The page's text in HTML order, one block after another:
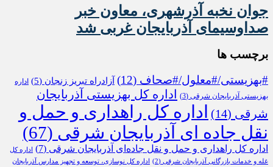
جوان نخبه آذرشهری، معاون خبر
صداوسیمای آذربایجان غربی شد
برچسب ها
#بهزیستی/#معلول/#صحاف (12) آزادراه تبریز زنجان (5)
اداره
بهزیستی آذربایجان شرقی (3)
اداره کل بهزیستی آذربایجان
شرقی (14)
اداره کل راهداری و حمل و
نقل جاده ای آذربایجان شرقی (67)
اداره کل راهداری و حمل و نقل جاده‌ای آذربایجان شرقی (7)
اداره کل
غله و خدمات بازرگانی آذربایجان شرقی (2)
اداره کل نوسازی، توسعه و تجهیز مدارس آذربایجان